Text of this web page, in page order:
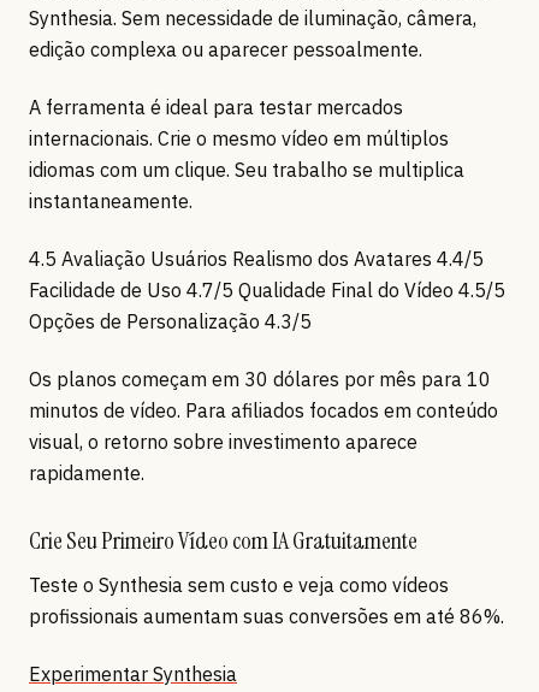
Synthesia. Sem necessidade de iluminação, câmera,
edição complexa ou aparecer pessoalmente.
A ferramenta é ideal para testar mercados
internacionais. Crie o mesmo vídeo em múltiplos
idiomas com um clique. Seu trabalho se multiplica
instantaneamente.
4.5 Avaliação Usuários Realismo dos Avatares 4.4/5
Facilidade de Uso 4.7/5 Qualidade Final do Vídeo 4.5/5
Opções de Personalização 4.3/5
Os planos começam em 30 dólares por mês para 10
minutos de vídeo. Para afiliados focados em conteúdo
visual, o retorno sobre investimento aparece
rapidamente.
Crie Seu Primeiro Vídeo com IA Gratuitamente
Teste o Synthesia sem custo e veja como vídeos
profissionais aumentam suas conversões em até 86%.
Experimentar Synthesia